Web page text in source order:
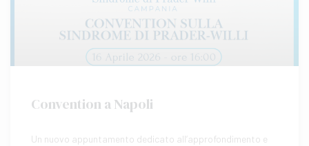
Convention a Napoli
Un nuovo appuntamento dedicato all’approfondimento e